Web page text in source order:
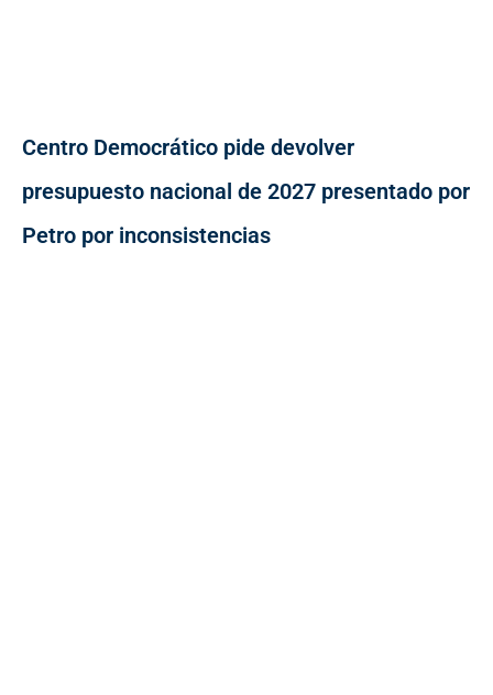
Centro Democrático pide devolver
presupuesto nacional de 2027 presentado por
Petro por inconsistencias